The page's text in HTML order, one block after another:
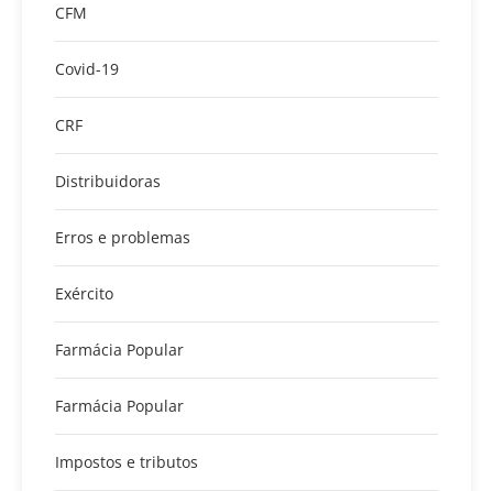
CFM
Covid-19
CRF
Distribuidoras
Erros e problemas
Exército
Farmácia Popular
Farmácia Popular
Impostos e tributos